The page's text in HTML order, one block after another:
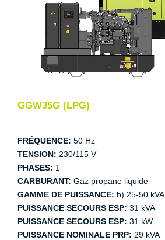
GGW35G (LPG)
FRÉQUENCE: 50 Hz
TENSION: 230/115 V
PHASES: 1
CARBURANT: Gaz propane liquide
GAMME DE PUISSANCE: b) 25-50 kVA
PUISSANCE SECOURS ESP: 31 kVA
PUISSANCE SECOURS ESP: 31 kW
PUISSANCE NOMINALE PRP: 29 kVA